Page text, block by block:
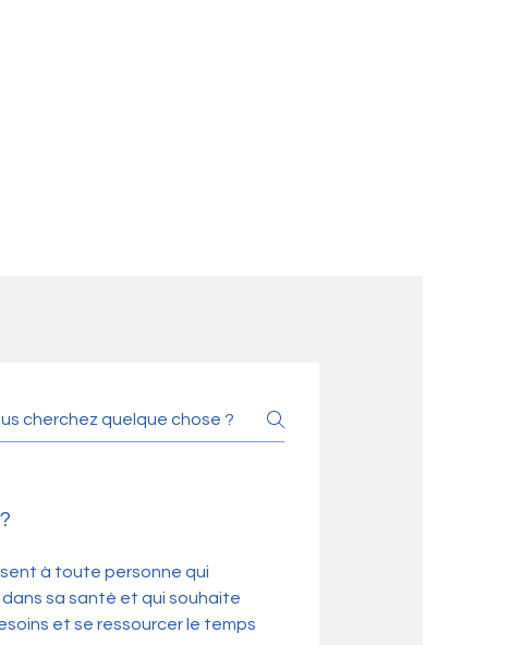
à toute personne qui
sa santé et qui souhaite
et se ressourcer le temps